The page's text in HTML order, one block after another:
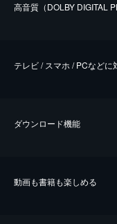
⾼⾳質（DOLBY DIGITAL
テレビ / スマホ / PCなどに
ダウンロード機能
動画も書籍も楽しめる